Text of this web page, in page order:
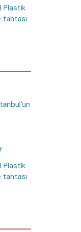
Plastik
tahtası
Plastik
tahtası